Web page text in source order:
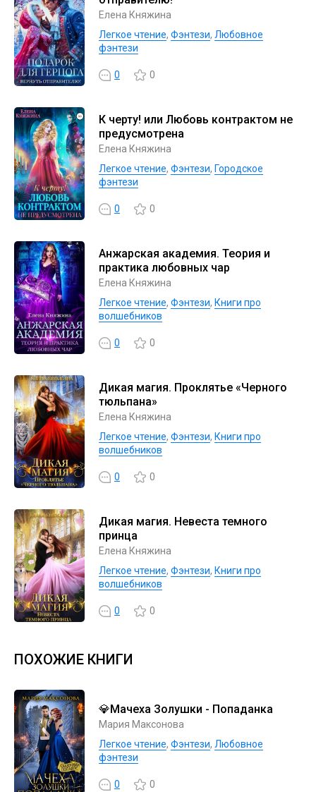
Елена Княжина
Легкое чтение, Фэнтези, Любовное
фэнтези
0 0
К черту! или Любовь контрактом не
предусмотрена
Елена Княжина
Легкое чтение, Фэнтези, Городское
фэнтези
0 0
Анжарская академия. Теория и
практика любовных чар
Елена Княжина
Легкое чтение, Фэнтези, Книги про
волшебников
0 0
Дикая магия. Проклятье «Черного
тюльпана»
Елена Княжина
Легкое чтение, Фэнтези, Книги про
волшебников
0 0
Дикая магия. Невеста темного
принца
Елена Княжина
Легкое чтение, Фэнтези, Книги про
волшебников
0 0
ПОХОЖИЕ КНИГИ
💎Мачеха Золушки - Попаданка
Мария Максонова
Легкое чтение, Фэнтези, Любовное
фэнтези
0 0